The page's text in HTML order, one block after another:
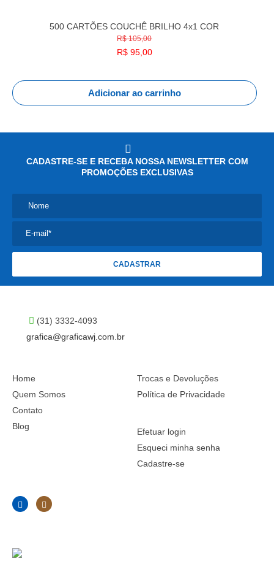
500 CARTÕES COUCHÊ BRILHO 4x1 COR
R$ 105,00
R$ 95,00
Adicionar ao carrinho
CADASTRE-SE E RECEBA NOSSA NEWSLETTER COM
PROMOÇÕES EXCLUSIVAS
Nome
E-mail*
(31) 3332-4093
grafica@graficawj.com.br
Home
Quem Somos
Contato
Blog
Trocas e Devoluções
Política de Privacidade
Efetuar login
Esqueci minha senha
Cadastre-se